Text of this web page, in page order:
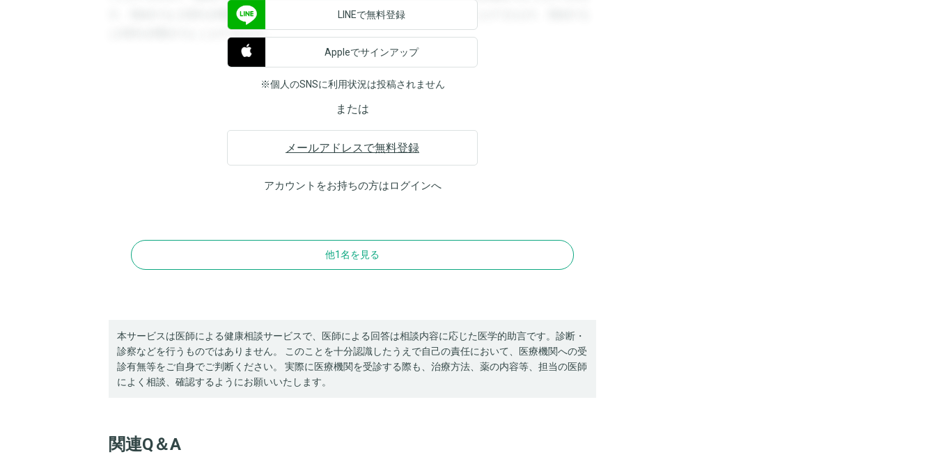
す。登録すると回答を閲覧することができます。登録すると回答を閲覧することができます。登録する
と回答を閲覧することができます。
LINEで無料登録
Appleでサインアップ
※個人のSNSに利用状況は投稿されません
または
メールアドレスで無料登録
アカウントをお持ちの方はログインへ
他1名を見る
本サービスは医師による健康相談サービスで、医師による回答は相談内容に応じた医学的助言です。診断・
診察などを行うものではありません。 このことを十分認識したうえで自己の責任において、医療機関への受
診有無等をご自身でご判断ください。 実際に医療機関を受診する際も、治療方法、薬の内容等、担当の医師
によく相談、確認するようにお願いいたします。
関連Q＆A